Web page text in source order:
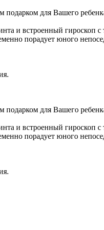
для Вашего
и встроенный гироскоп
порадует юного
для Вашего
и встроенный гироскоп
порадует юного